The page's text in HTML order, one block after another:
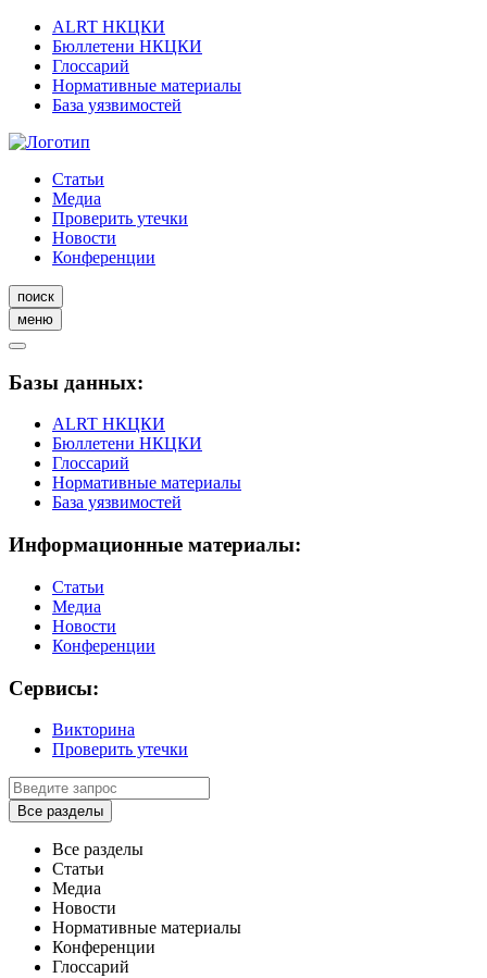
ALRT НКЦКИ
Бюллетени НКЦКИ
Глоссарий
Нормативные материалы
База уязвимостей
Статьи
Медиа
Проверить утечки
Новости
Конференции
поиск
меню
Базы данных:
ALRT НКЦКИ
Бюллетени НКЦКИ
Глоссарий
Нормативные материалы
База уязвимостей
Информационные материалы:
Статьи
Медиа
Новости
Конференции
Сервисы:
Викторина
Проверить утечки
Все разделы
Все разделы
Статьи
Медиа
Новости
Нормативные материалы
Конференции
Глоссарий